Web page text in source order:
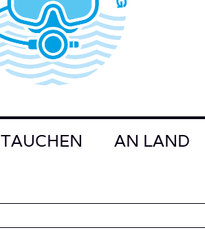
TAUCHEN AN LAND